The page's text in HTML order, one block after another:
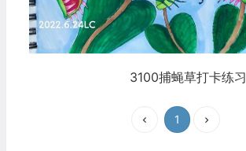
3100捕蝇草打卡练习
1